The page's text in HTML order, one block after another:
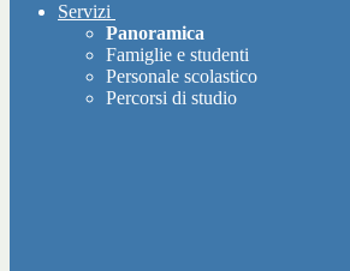
Servizi
Panoramica
Famiglie e studenti
Personale scolastico
Percorsi di studio